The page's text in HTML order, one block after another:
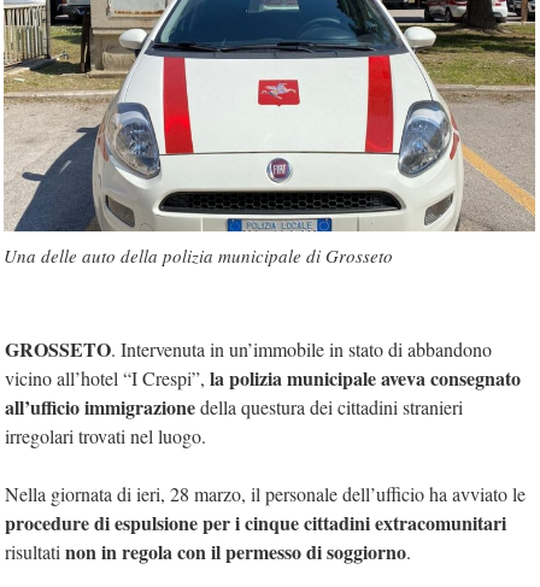
Una delle auto della polizia municipale di Grosseto
GROSSETO. Intervenuta in un’immobile in stato di abbandono
vicino all’hotel “I Crespi”, la polizia municipale aveva consegnato
all’ufficio immigrazionedella questura dei cittadini stranieri
irregolari trovati nel luogo.
Nella giornata di ieri, 28 marzo, il personale dell’ufficio ha avviato le
procedure di espulsione per i cinque cittadini extracomunitari
risultati non in regola con il permesso di soggiorno.